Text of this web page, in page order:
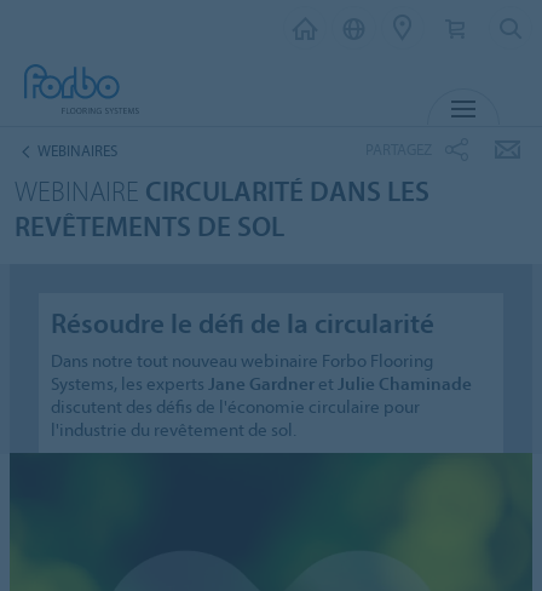
WEBINAIRES
WEBINAIRE CIRCULARITÉ DANS LES
REVÊTEMENTS DE SOL
Résoudre le défi de la circularité
Dans notre tout nouveau webinaire Forbo Flooring
Systems, les expertsJane Gardner etJulie Chaminade
discutent des défis de l'économie circulaire pour
l'industrie du revêtement de sol.